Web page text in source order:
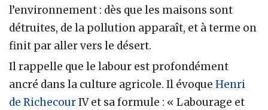
l’environnement : dès que les maisons sont
détruites, de la pollution apparaît, et à terme on
finit par aller vers le désert.
Il rappelle que le labour est profondément
ancré dans la culture agricole. Il évoque Henri
de RichecourIV et sa formule : « Labourage et